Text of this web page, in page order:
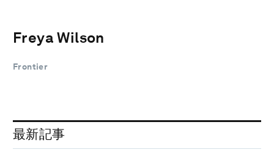
Freya Wilson
Frontier
最新記事